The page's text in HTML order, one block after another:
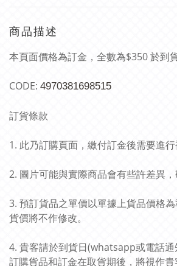
商品描述
本頁面價格為訂金，全數為$350 於到
CODE: 4970381698515
訂貨條款
1. 此乃訂購頁面，繳付訂金後需要進行
2. 圖片可能與實際商品會有些許差異，
3. 預訂貨品之單價以單據上貨品價格
貨價將不作修改。
4. 貴客請於到貨日(whatsapp或電話通
訂購貨品和訂金在取貨期後，將視作